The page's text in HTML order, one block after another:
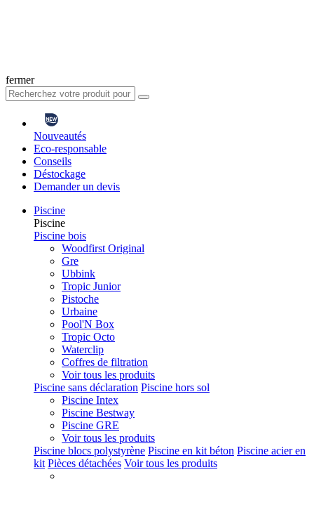
fermer
Nouveautés
Eco-responsable
Conseils
Déstockage
Demander un devis
Piscine
Piscine
Piscine bois
Woodfirst Original
Gre
Ubbink
Tropic Junior
Pistoche
Urbaine
Pool'N Box
Tropic Octo
Waterclip
Coffres de filtration
Voir tous les produits
Piscine sans déclaration Piscine hors sol
Piscine Intex
Piscine Bestway
Piscine GRE
Voir tous les produits
Piscine blocs polystyrène Piscine en kit béton Piscine acier en
kit Pièces détachées Voir tous les produits